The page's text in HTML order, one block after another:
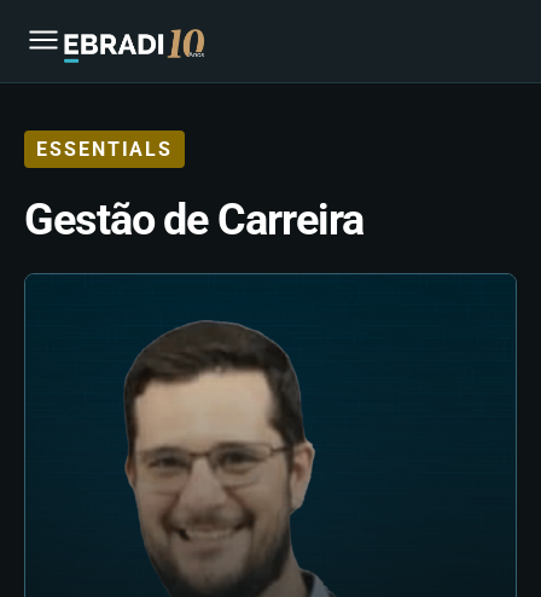
ESSENTIALS
Gestão de Carreira